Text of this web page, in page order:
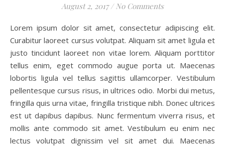
August 2, 2017 / No Comments
Lorem ipsum dolor sit amet, consectetur adipiscing elit.
Curabitur laoreet cursus volutpat. Aliquam sit amet ligula et
justo tincidunt laoreet non vitae lorem. Aliquam porttitor
tellus enim, eget commodo augue porta ut. Maecenas
lobortis ligula vel tellus sagittis ullamcorper. Vestibulum
pellentesque cursus risus, in ultrices odio. Morbi dui metus,
fringilla quis urna vitae, fringilla tristique nibh. Donec ultrices
est ut dapibus dapibus. Nunc fermentum viverra risus, et
mollis ante commodo sit amet. Vestibulum eu enim nec
lectus volutpat dignissim vel sit amet dui. Maecenas